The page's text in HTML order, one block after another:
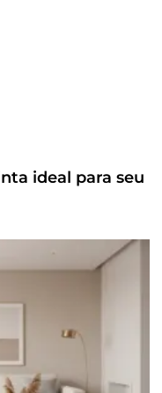
ideal para seu